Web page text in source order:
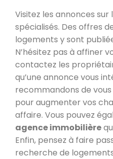
Visitez les annonces
spécialisés. Des offres
logements y sont
N’hésitez pas à affiner
contactez les
qu’une annonce vous
recommandons de
pour augmenter vos
affaire. Vous pouvez
agence immobilière
Enfin, pensez à faire
recherche de